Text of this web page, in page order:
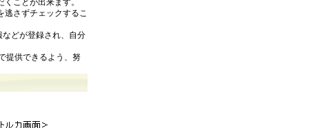
逃さずチェックするこ
などが登録され、自分
提供できるよう、努